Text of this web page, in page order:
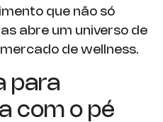
que não só
abre um universo de
de wellness.
para
com o pé